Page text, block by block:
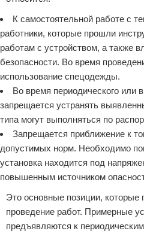
К самостоятельной работе с
работники, которые прошли
работам с устройством, а также
безопасности. Во время
использование спецодежды.
Во время периодического или
запрещается устранять
типа могут выполняться по
Запрещается приближение к
допустимых норм. Необходимо
установка находится под
повышенным источником
Это основные позиции, которые
проведение работ. Примерные
предъявляются к